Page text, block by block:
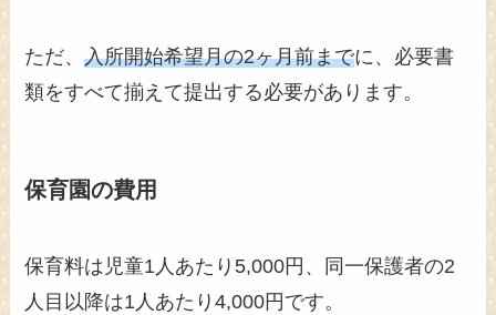
ただ、入所開始希望月の2ヶ月前までに、必要書
類をすべて揃えて提出する必要があります。
保育園の費用
保育料は児童1人あたり5,000円、同一保護者の2
人目以降は1人あたり4,000円です。